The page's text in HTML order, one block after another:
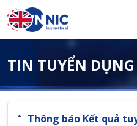
Nhảy đến nội dung
Menuheader
TIN TUYỂN DỤNG
Thông báo Kết quả